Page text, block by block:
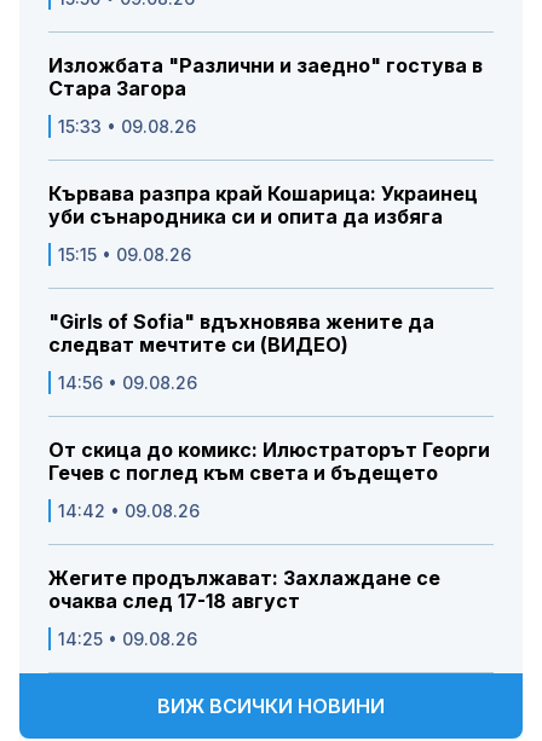
Изложбата "Различни и заедно" гостува в
Стара Загора
15:33 • 09.08.26
Кървава разпра край Кошарица: Украинец
уби сънародника си и опита да избяга
15:15 • 09.08.26
"Girls of Sofia" вдъхновява жените да
следват мечтите си (ВИДЕО)
14:56 • 09.08.26
От скица до комикс: Илюстраторът Георги
Гечев с поглед към света и бъдещето
14:42 • 09.08.26
Жегите продължават: Захлаждане се
очаква след 17-18 август
14:25 • 09.08.26
ВИЖ ВСИЧКИ НОВИНИ